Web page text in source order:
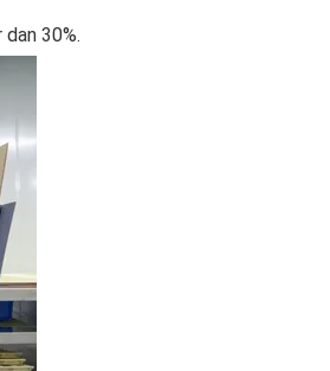
30%.